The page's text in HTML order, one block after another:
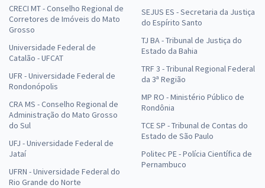
CRECI MT - Conselho Regional de
Corretores de Imóveis do Mato
Grosso
Universidade Federal de
Catalão - UFCAT
UFR - Universidade Federal de
Rondonópolis
CRA MS - Conselho Regional de
Administração do Mato Grosso
do Sul
UFJ - Universidade Federal de
Jataí
UFRN - Universidade Federal do
Rio Grande do Norte
SEJUS ES - Secretaria da Justiça
do Espírito Santo
TJ BA - Tribunal de Justiça do
Estado da Bahia
TRF 3 - Tribunal Regional Federal
da 3ª Região
MP RO - Ministério Público de
Rondônia
TCE SP - Tribunal de Contas do
Estado de São Paulo
Politec PE - Polícia Científica de
Pernambuco